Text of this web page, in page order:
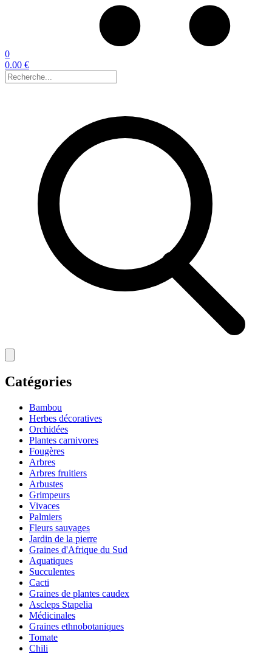
0
0.00 €
Catégories
Bambou
Herbes décoratives
Orchidées
Plantes carnivores
Fougères
Arbres
Arbres fruitiers
Arbustes
Grimpeurs
Vivaces
Palmiers
Fleurs sauvages
Jardin de la pierre
Graines d'Afrique du Sud
Aquatiques
Succulentes
Cacti
Graines de plantes caudex
Ascleps Stapelia
Médicinales
Graines ethnobotaniques
Tomate
Chili